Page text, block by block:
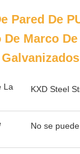
Pared De
Marco
La
KXD Steel
No se